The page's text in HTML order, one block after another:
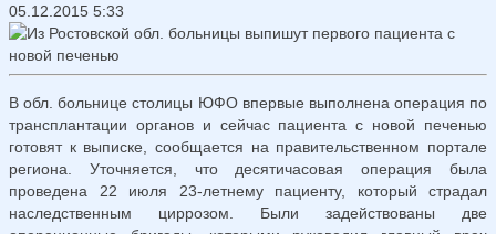
05.12.2015 5:33
В обл. больнице столицы ЮФО впервые выполнена операция по
трансплантации органов и сейчас пациента с новой печенью
готовят к выписке, сообщается на правительственном портале
региона. Уточняется, что десятичасовая операция была
проведена 22 июля 23-летнему пациенту, который страдал
наследственным циррозом. Были задействованы две